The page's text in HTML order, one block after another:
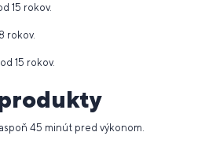
15 rokov.
rokov.
15 rokov.
45 minút pred výkonom.